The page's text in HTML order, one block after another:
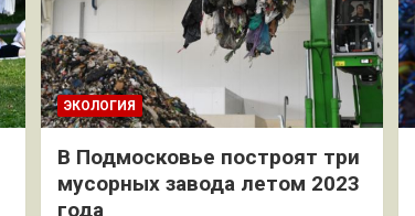
ЭКОЛОГИЯ
В Подмосковье построят три
мусорных завода летом 2023
года